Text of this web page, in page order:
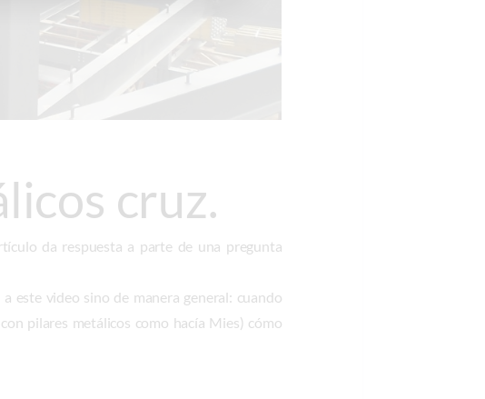
cruz.
da respuesta a parte de una pregunta
este video sino de manera general: cuando
pilares metálicos como hacía Mies) cómo